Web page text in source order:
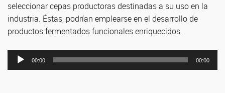
seleccionar cepas productoras destinadas a su uso en la
industria. Éstas, podrían emplearse en el desarrollo de
productos fermentados funcionales enriquecidos.
Reproductor
00:00 00:00